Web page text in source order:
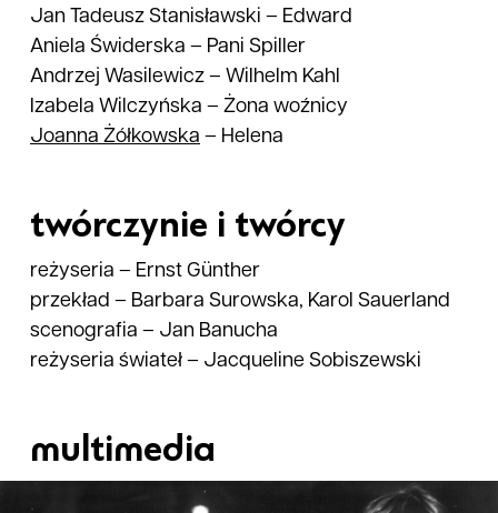
Jan Tadeusz Stanisławski – Edward
Aniela Świderska – Pani Spiller
Andrzej Wasilewicz – Wilhelm Kahl
Izabela Wilczyńska – Żona woźnicy
Joanna Żółkowska – Helena
twórczynie i twórcy
reżyseria – Ernst Günther
przekład – Barbara Surowska, Karol Sauerland
scenografia – Jan Banucha
reżyseria świateł – Jacqueline Sobiszewski
multimedia